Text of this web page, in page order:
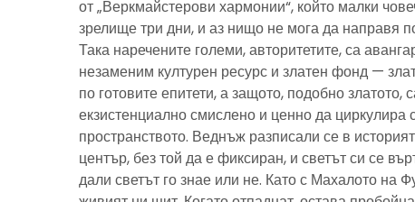
от „Веркмайстерови хармонии“, който малки
зрелище три дни, и аз нищо не мога да направя
Така наречените големи, авторитетите, са
незаменим културен ресурс и златен фонд —
по готовите епитети, а защото, подобно златото,
екзистенциално смислено и ценно да циркулира
пространството. Веднъж разписали се в
център, без той да е фиксиран, и светът си се
дали светът го знае или не. Като с Махалото на